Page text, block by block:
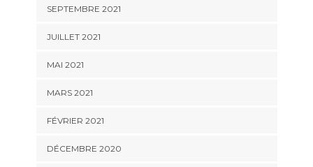
SEPTEMBRE 2021
JUILLET 2021
MAI 2021
MARS 2021
FÉVRIER 2021
DÉCEMBRE 2020